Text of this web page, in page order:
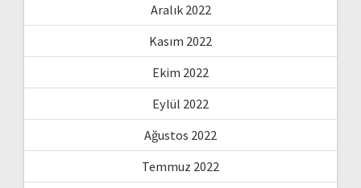
Aralık 2022
Kasım 2022
Ekim 2022
Eylül 2022
Ağustos 2022
Temmuz 2022